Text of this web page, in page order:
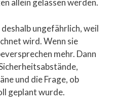
allein gelassen werden.
ungefährlich, weil
wird. Wenn sie
mehr. Dann
und die Frage, ob
geplant wurde.